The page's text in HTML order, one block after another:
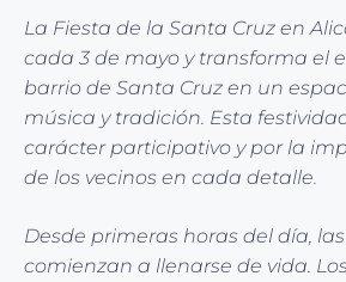
La Fiesta de la Santa Cruz en
cada 3 de mayo y transforma el
barrio de Santa Cruz en un
música y tradición. Esta
carácter participativo y por la
de los vecinos en cada detalle.
Desde primeras horas del día,
comienzan a llenarse de vida.